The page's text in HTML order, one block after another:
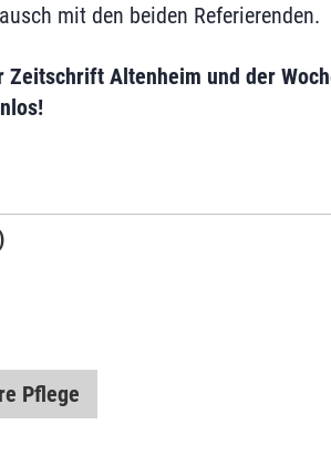
mit den beiden Referierenden.
Zeitschrift Altenheim und der
Pflege